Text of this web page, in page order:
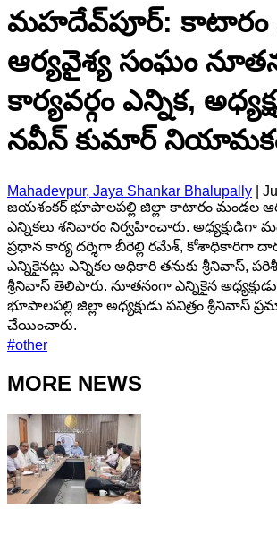
మహదేవ్​పూర్: కాటారం
ఆర్యవైశ్య సంఘం
కార్యవర్గం ఎన్నిక,
నవీన్ కుమార్
Mahadevpur, Jaya Shankar Bhalupally
జయశంకర్ భూపాలపల్లి జిల్లా కాటారం మండల
ఎన్నికలు శనివారం నిర్వహించారు. అధ్యక్షుడిగా
ప్రధాన కార్య దర్శిగా బీరెల్లి రమేశ్, కోశాధికారిగా
ఎన్నికైనట్లు ఎన్నికల అధికారి తనుకు శ్రీనివాస్,
శ్రీనివాస్ తెలిపారు. నూతనంగా ఎన్నికైన
భూపాలపల్లి జిల్లా అధ్యక్షుడు పవిత్రం శ్రీనివాస్
చేయించారు.
#other
MORE NEWS